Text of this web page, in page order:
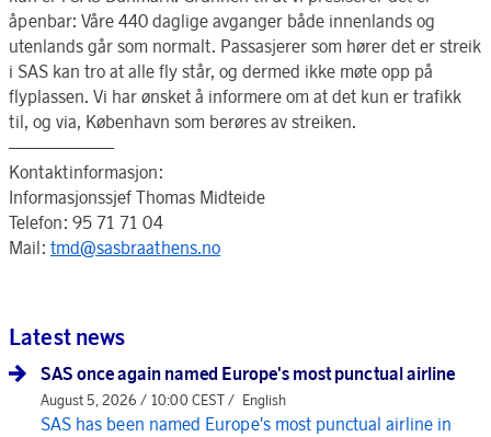
åpenbar: Våre 440 daglige avganger både innenlands og
utenlands går som normalt. Passasjerer som hører det er streik
i SAS kan tro at alle fly står, og dermed ikke møte opp på
flyplassen. Vi har ønsket å informere om at det kun er trafikk
til, og via, København som berøres av streiken.
——————
Kontaktinformasjon:
Informasjonssjef Thomas Midteide
Telefon: 95 71 71 04
Mail: tmd@sasbraathens.no
Latest news
SAS once again named Europe's most punctual airline
August 5, 2026 / 10:00 CEST / English
SAS has been named Europe's most punctual airline in